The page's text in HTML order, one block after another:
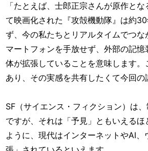
「たとえば、士郎正宗さんが原作と
て映画化された『攻殻機動隊』は約
ず、今の私たちとリアルタイムでつ
マートフォンを手放せず、外部の記
体が拡張していることを意味します
あり、その実感を共有したくて今回
SF（サイエンス・フィクション）は
ですが、それは「予見」ともいえる
ように、現代はインターネットやAI